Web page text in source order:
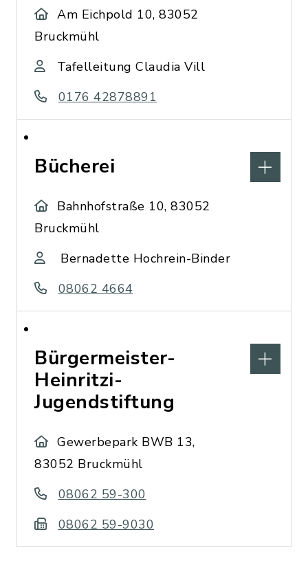
Am Eichpold 10, 83052
Bruckmühl
Tafelleitung Claudia Vill
0176 42878891
Bücherei
Bahnhofstraße 10, 83052
Bruckmühl
Bernadette Hochrein-Binder
08062 4664
Bürgermeister-
Heinritzi-
Jugendstiftung
Gewerbepark BWB 13,
83052 Bruckmühl
08062 59-300
08062 59-9030